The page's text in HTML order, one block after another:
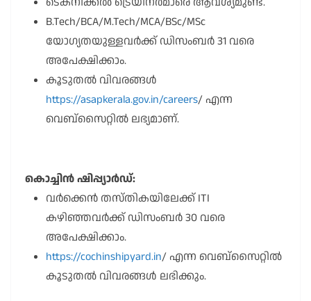
B.Tech/BCA/M.Tech/MCA/BSc/MSc
യോഗ്യതയുള്ളവർക്ക് ഡിസംബർ 31 വരെ
അപേക്ഷിക്കാം.
കൂടുതൽ വിവരങ്ങൾ
https://asapkerala.gov.in/careers/ എന്ന
വെബ്സൈറ്റിൽ ലഭ്യമാണ്.
കൊച്ചിൻ ഷിപ്പ്യാർഡ്:
വർക്കെൻ തസ്തികയിലേക്ക് ITI
കഴിഞ്ഞവർക്ക് ഡിസംബർ 30 വരെ
അപേക്ഷിക്കാം.
https://cochinshipyard.in/ എന്ന വെബ്സൈറ്റിൽ
കൂടുതൽ വിവരങ്ങൾ ലഭിക്കും.